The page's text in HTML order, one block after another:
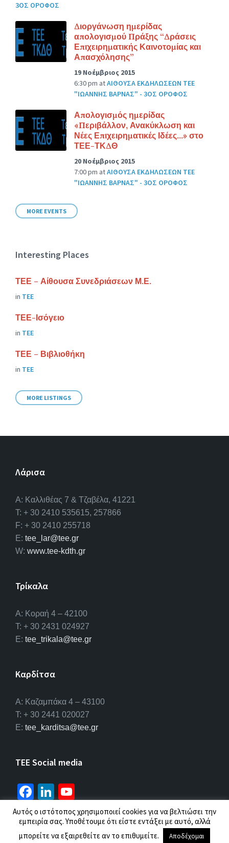
3ΟΣ ΟΡΟΦΟΣ
Διοργάνωση ημερίδας
απολογισμού Πράξης “Δράσεις
Επιχειρηματικής Καινοτομίας και
Απασχόλησης”
19 Νοέμβριος 2015
6:30 pm atΑΙΘΟΥΣΑ ΕΚΔΗΛΩΣΕΩΝ ΤΕΕ
"ΙΩΑΝΝΗΣ ΒΑΡΝΑΣ" - 3ΟΣ ΟΡΟΦΟΣ
Απολογισμός ημερίδας
«Περιβάλλον, Ανακύκλωση και
Νέες Επιχειρηματικές Ιδέες…» στο
ΤΕΕ-ΤΚΔΘ
20 Νοέμβριος 2015
7:00 pm atΑΙΘΟΥΣΑ ΕΚΔΗΛΩΣΕΩΝ ΤΕΕ
"ΙΩΑΝΝΗΣ ΒΑΡΝΑΣ" - 3ΟΣ ΟΡΟΦΟΣ
MORE EVENTS
Interesting Places
ΤΕΕ – Αίθουσα Συνεδριάσεων Μ.Ε.
in ΤΕΕ
ΤΕΕ-Ισόγειο
in ΤΕΕ
ΤΕΕ – Βιβλιοθήκη
in ΤΕΕ
MORE LISTINGS
Λάρισα
A: Καλλιθέας 7 & Τζαβέλα, 41221
T: + 30 2410 535615, 257866
F: + 30 2410 255718
E: tee_lar@tee.gr
W: www.tee-kdth.gr
Τρίκαλα
Α: Κοραή 4 – 42100
T: + 30 2431 024927
E: tee_trikala@tee.gr
Καρδίτσα
Α: Καζαμπάκα 4 – 43100
T: + 30 2441 020027
E: tee_karditsa@tee.gr
TEE Social media
Fa
ce
b
Li
n
ke
u
T
© 2026 ΤΕΕ |Πολιτική προσωπικών δεδομένων
Αυτός ο ιστότοπος χρησιμοποιεί cookies για να βελτιώσει την
εμπειρία σας. Υποθέτουμε ότι είστε εντάξει με αυτό, αλλά
μπορείτε να εξαιρεθείτε αν το επιθυμείτε.
Αποδέχομαι